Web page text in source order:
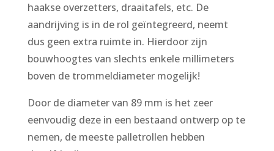
haakse overzetters, draaitafels, etc. De
aandrijving is in de rol geïntegreerd, neemt
dus geen extra ruimte in. Hierdoor zijn
bouwhoogtes van slechts enkele millimeters
boven de trommeldiameter mogelijk!
Door de diameter van 89 mm is het zeer
eenvoudig deze in een bestaand ontwerp op te
nemen, de meeste palletrollen hebben